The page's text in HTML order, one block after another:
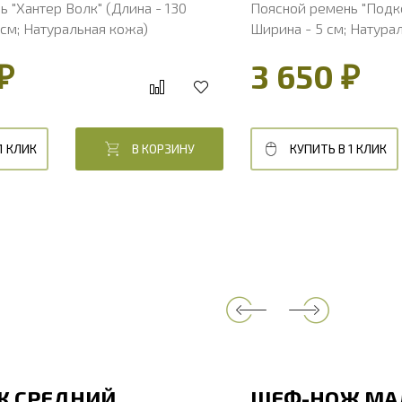
"Хантер Волк" (Длина - 130
Натуральная кожа)
КЛИК В КОРЗИНУ
Поясной ремень
Ширина - 5 см;
3 650 ₽
КУПИТЬ В 1 КЛИК